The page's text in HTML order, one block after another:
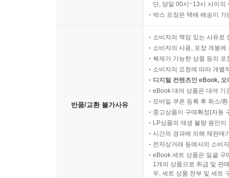
단, 당일 00시~13시 사이의
박스 포장은 택배 배송이
반품/교환 불가사유
소비자의 책임 있는 사유로
소비자의 사용, 포장 개봉
복제가 가능한 상품 등의
소비자의 요청에 따라 개별
디지털 컨텐츠인 eBook,
eBook 대여 상품은 대여 기
모바일 쿠폰 등록 후 취소/
중고상품이 구매확정(자동
LP상품의 재생 불량 원인
시간의 경과에 의해 재판매
전자상거래 등에서의 소비
eBook 세트 상품은 일괄 구
1개의 상품으로 취급 및 판
우, 세트 상품 전부 및 세트